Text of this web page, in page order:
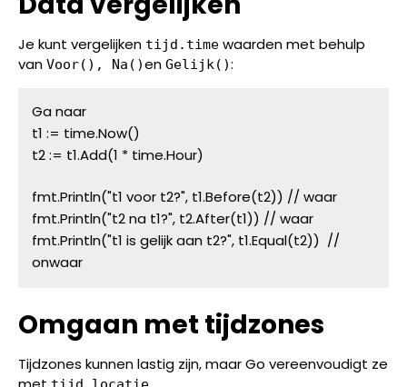
Je kunt vergelijken tijd.time waarden met behulp
van Voor(), Na()en Gelijk():
Ga naar
t1 := time.Now()
t2 := t1.Add(1 * time.Hour)
fmt.Println("t1 voor t2?", t1.Before(t2)) // waar
fmt.Println("t2 na t1?", t2.After(t1)) // waar
fmt.Println("t1 is gelijk aan t2?", t1.Equal(t2))  //
onwaar
Omgaan met tijdzones
Tijdzones kunnen lastig zijn, maar Go vereenvoudigt ze